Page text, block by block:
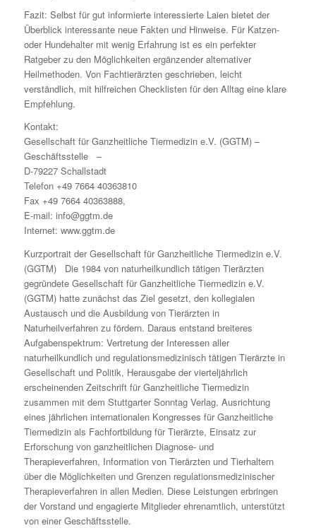
Fazit: Selbst für gut informierte interessierte Laien bietet der
Überblick interessante neue Fakten und Hinweise. Für Katzen-
oder Hundehalter mit wenig Erfahrung ist es ein perfekter
Ratgeber zu den Möglichkeiten ergänzender alternativer
Heilmethoden. Von Fachtierärzten geschrieben, leicht
verständlich, mit hilfreichen Checklisten für den Alltag eine klare
Empfehlung.
Kontakt:
Gesellschaft für Ganzheitliche Tiermedizin e.V. (GGTM) –
Geschäftsstelle –
D-79227 Schallstadt
Telefon +49 7664 40363810
Fax +49 7664 40363888,
E-mail: info@ggtm.de
Internet: www.ggtm.de
Kurzportrait der Gesellschaft für Ganzheitliche Tiermedizin e.V.
(GGTM) Die 1984 von naturheilkundlich tätigen Tierärzten
gegründete Gesellschaft für Ganzheitliche Tiermedizin e.V.
(GGTM) hatte zunächst das Ziel gesetzt, den kollegialen
Austausch und die Ausbildung von Tierärzten in
Naturheilverfahren zu fördern. Daraus entstand breiteres
Aufgabenspektrum: Vertretung der Interessen aller
naturheilkundlich und regulationsmedizinisch tätigen Tierärzte in
Gesellschaft und Politik, Herausgabe der vierteljährlich
erscheinenden Zeitschrift für Ganzheitliche Tiermedizin
zusammen mit dem Stuttgarter Sonntag Verlag, Ausrichtung
eines jährlichen internationalen Kongresses für Ganzheitliche
Tiermedizin als Fachfortbildung für Tierärzte, Einsatz zur
Erforschung von ganzheitlichen Diagnose- und
Therapieverfahren, Information von Tierärzten und Tierhaltern
über die Möglichkeiten und Grenzen regulationsmedizinischer
Therapieverfahren in allen Medien. Diese Leistungen erbringen
der Vorstand und engagierte Mitglieder ehrenamtlich, unterstützt
von einer Geschäftsstelle.